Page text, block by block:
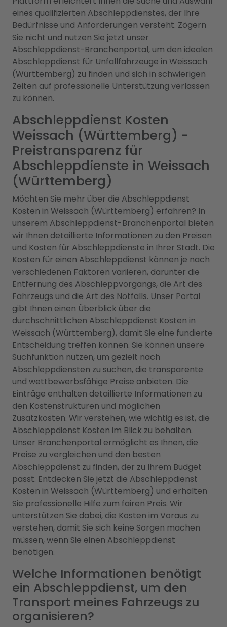
eines qualifizierten Abschleppdienstes, der Ihre
Bedürfnisse und Anforderungen versteht. Zögern
Sie nicht und nutzen Sie jetzt unser
Abschleppdienst-Branchenportal, um den idealen
Abschleppdienst für Unfallfahrzeuge in Weissach
(Württemberg) zu finden und sich in schwierigen
Zeiten auf professionelle Unterstützung verlassen
zu können.
Abschleppdienst Kosten
Weissach (Württemberg) -
Preistransparenz für
Abschleppdienste in Weissach
(Württemberg)
Möchten Sie mehr über die Abschleppdienst
Kosten in Weissach (Württemberg) erfahren? In
unserem Abschleppdienst-Branchenportal bieten
wir Ihnen detaillierte Informationen zu den Preisen
und Kosten für Abschleppdienste in Ihrer Stadt. Die
Kosten für einen Abschleppdienst können je nach
verschiedenen Faktoren variieren, darunter die
Entfernung des Abschleppvorgangs, die Art des
Fahrzeugs und die Art des Notfalls. Unser Portal
gibt Ihnen einen Überblick über die
durchschnittlichen Abschleppdienst Kosten in
Weissach (Württemberg), damit Sie eine fundierte
Entscheidung treffen können. Sie können unsere
Suchfunktion nutzen, um gezielt nach
Abschleppdiensten zu suchen, die transparente
und wettbewerbsfähige Preise anbieten. Die
Einträge enthalten detaillierte Informationen zu
den Kostenstrukturen und möglichen
Zusatzkosten. Wir verstehen, wie wichtig es ist, die
Abschleppdienst Kosten im Blick zu behalten.
Unser Branchenportal ermöglicht es Ihnen, die
Preise zu vergleichen und den besten
Abschleppdienst zu finden, der zu Ihrem Budget
passt. Entdecken Sie jetzt die Abschleppdienst
Kosten in Weissach (Württemberg) und erhalten
Sie professionelle Hilfe zum fairen Preis. Wir
unterstützen Sie dabei, die Kosten im Voraus zu
verstehen, damit Sie sich keine Sorgen machen
müssen, wenn Sie einen Abschleppdienst
benötigen.
Welche Informationen benötigt
ein Abschleppdienst, um den
Transport meines Fahrzeugs zu
organisieren?